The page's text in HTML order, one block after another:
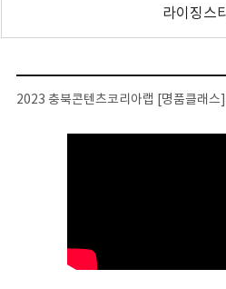
라이징스
2023 충북콘텐츠코리아랩 [명품클래스]